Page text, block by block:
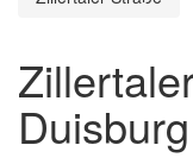
Duisburg